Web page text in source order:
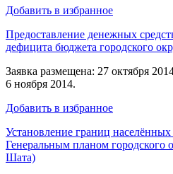
Добавить в избранное
Предоставление денежных
дефицита бюджета городского
Заявка размещена: 27 октября
6 ноября 2014.
Добавить в избранное
Установление границ
Генеральным планом городского
Шата)